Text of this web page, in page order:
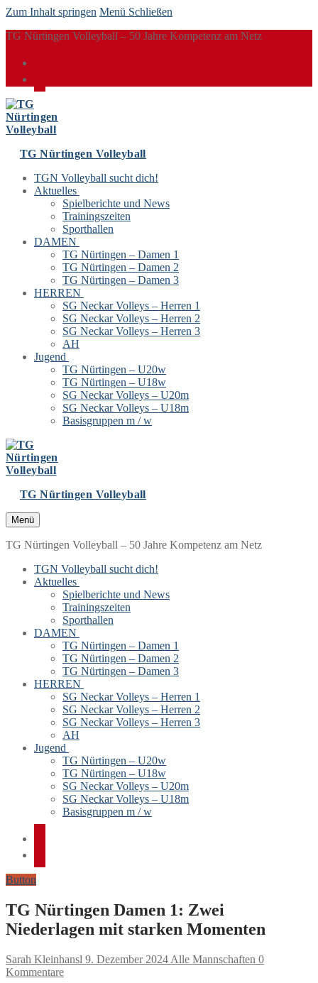
Zum Inhalt springen Menü Schließen
TG Nürtingen Volleyball – 50 Jahre Kompetenz am Netz
TG Nürtingen Volleyball
TGN Volleyball sucht dich!
Aktuelles
Spielberichte und News
Trainingszeiten
Sporthallen
DAMEN
TG Nürtingen – Damen 1
TG Nürtingen – Damen 2
TG Nürtingen – Damen 3
HERREN
SG Neckar Volleys – Herren 1
SG Neckar Volleys – Herren 2
SG Neckar Volleys – Herren 3
AH
Jugend
TG Nürtingen – U20w
TG Nürtingen – U18w
SG Neckar Volleys – U20m
SG Neckar Volleys – U18m
Basisgruppen m / w
TG Nürtingen Volleyball
Menü
TG Nürtingen Volleyball – 50 Jahre Kompetenz am Netz
TGN Volleyball sucht dich!
Aktuelles
Spielberichte und News
Trainingszeiten
Sporthallen
DAMEN
TG Nürtingen – Damen 1
TG Nürtingen – Damen 2
TG Nürtingen – Damen 3
HERREN
SG Neckar Volleys – Herren 1
SG Neckar Volleys – Herren 2
SG Neckar Volleys – Herren 3
AH
Jugend
TG Nürtingen – U20w
TG Nürtingen – U18w
SG Neckar Volleys – U20m
SG Neckar Volleys – U18m
Basisgruppen m / w
Button
TG Nürtingen Damen 1: Zwei
Niederlagen mit starken Momenten
Sarah Kleinhansl 9. Dezember 2024 Alle Mannschaften 0
Kommentare